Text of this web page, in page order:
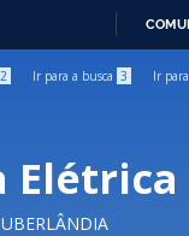
2 Ir para a busca 3 Ir
Elétrica